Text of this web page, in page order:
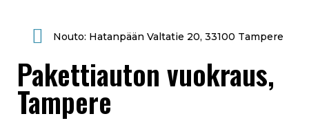
Nouto: Hatanpään Valtatie 20, 33100 Tampere
Pakettiauton vuokraus,
Tampere